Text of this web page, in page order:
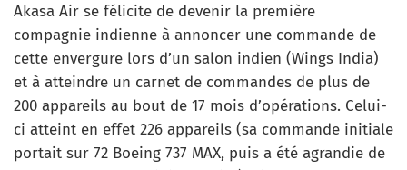
Akasa Air se félicite de devenir la première
compagnie indienne à annoncer une commande de
cette envergure lors d’un salon indien (Wings India)
et à atteindre un carnet de commandes de plus de
200 appareils au bout de 17 mois d’opérations. Celui-
ci atteint en effet 226 appareils (sa commande initiale
portait sur 72 Boeing 737 MAX, puis a été agrandie de